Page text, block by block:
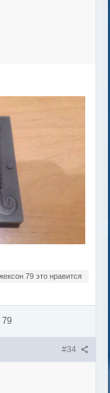
79 это нравится
#34